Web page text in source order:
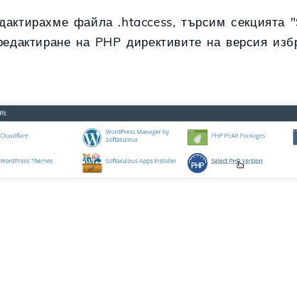
файла .htaccess, търсим секцията
на PHP директивите на версия